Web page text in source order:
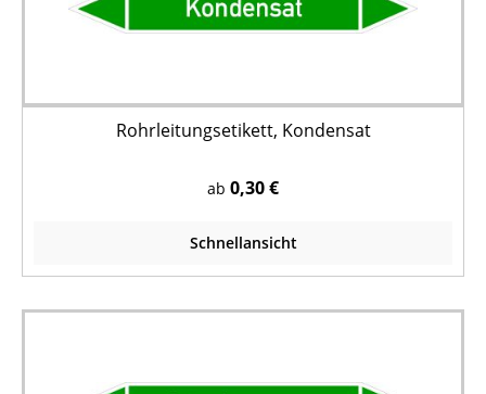
Rohrleitungsetikett, Kondensat
ab 0,30 €
Schnellansicht